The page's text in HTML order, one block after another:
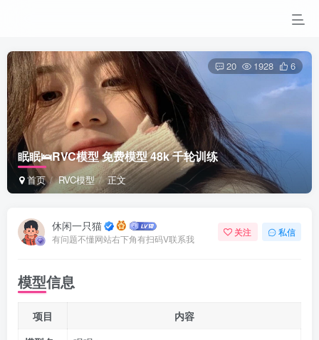
眠眠🛌RVC模型 免费模型 48k 千轮训练
首页 RVC模型 正文
20 1928 6
休闲一只猫
有问题不懂网站右下角有扫码V联系我
关注 私信
模型信息
项目
内容